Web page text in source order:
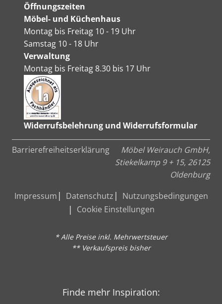
Öffnungszeiten
Möbel- und Küchenhaus
Montag bis Freitag 10 - 19 Uhr
Samstag 10 - 18 Uhr
Verwaltung
Montag bis Freitag 8.30 bis 17 Uhr
Widerrufsbelehrung und Widerrufsformular
Barrierefreiheitserklärung
Möbel Weirauch GmbH,
Stiekelkamp 9 + 15, 26125
Oldenburg
Impressum
Datenschutz
Nutzungsbedingungen
Cookie Einstellungen
* Alle Preise inkl. Mehrwertsteuer
** Verkaufspreis bisher
Finde mehr Inspiration: